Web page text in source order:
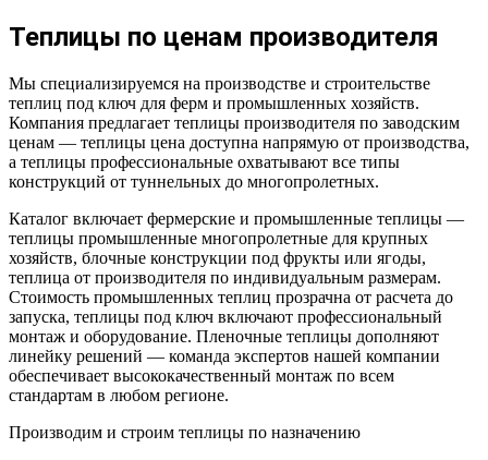
Теплицы по ценам производителя
Мы специализируемся на производстве и строительстве
теплиц под ключ для ферм и промышленных хозяйств.
Компания предлагает теплицы производителя по заводским
ценам — теплицы цена доступна напрямую от производства,
а теплицы профессиональные охватывают все типы
конструкций от туннельных до многопролетных.
Каталог включает фермерские и промышленные теплицы —
теплицы промышленные многопролетные для крупных
хозяйств, блочные конструкции под фрукты или ягоды,
теплица от производителя по индивидуальным размерам.
Стоимость промышленных теплиц прозрачна от расчета до
запуска, теплицы под ключ включают профессиональный
монтаж и оборудование. Пленочные теплицы дополняют
линейку решений — команда экспертов нашей компании
обеспечивает высококачественный монтаж по всем
стандартам в любом регионе.
Производим и строим теплицы по назначению